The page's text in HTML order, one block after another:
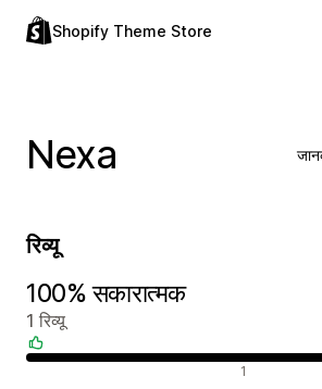
Shopify Theme Store
Nexa
रिव्यू
100% सकारात्मक
1 रिव्यू
1